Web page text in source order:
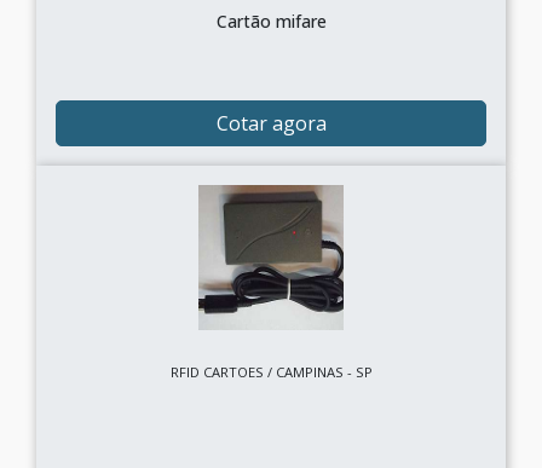
Cartão mifare
Cotar agora
RFID CARTOES / CAMPINAS - SP